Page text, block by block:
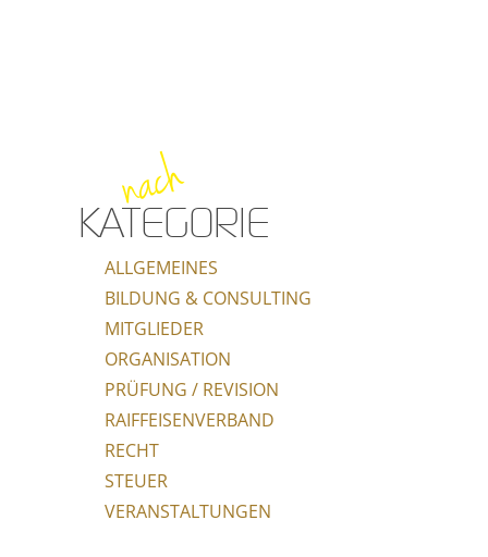
nach
KATEGORIE
ALLGEMEINES
BILDUNG & CONSULTING
MITGLIEDER
ORGANISATION
PRÜFUNG / REVISION
RAIFFEISENVERBAND
RECHT
STEUER
VERANSTALTUNGEN